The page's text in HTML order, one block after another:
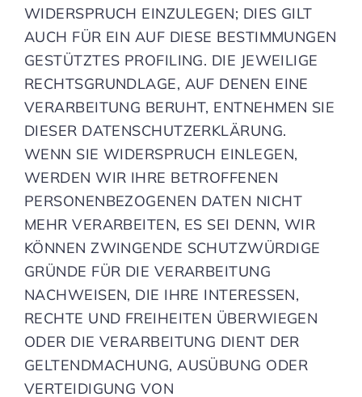
WIDERSPRUCH EINZULEGEN; DIES GILT
AUCH FÜR EIN AUF DIESE BESTIMMUNGEN
GESTÜTZTES PROFILING. DIE JEWEILIGE
RECHTSGRUNDLAGE, AUF DENEN EINE
VERARBEITUNG BERUHT, ENTNEHMEN SIE
DIESER DATENSCHUTZERKLÄRUNG.
WENN SIE WIDERSPRUCH EINLEGEN,
WERDEN WIR IHRE BETROFFENEN
PERSONENBEZOGENEN DATEN NICHT
MEHR VERARBEITEN, ES SEI DENN, WIR
KÖNNEN ZWINGENDE SCHUTZWÜRDIGE
GRÜNDE FÜR DIE VERARBEITUNG
NACHWEISEN, DIE IHRE INTERESSEN,
RECHTE UND FREIHEITEN ÜBERWIEGEN
ODER DIE VERARBEITUNG DIENT DER
GELTENDMACHUNG, AUSÜBUNG ODER
VERTEIDIGUNG VON